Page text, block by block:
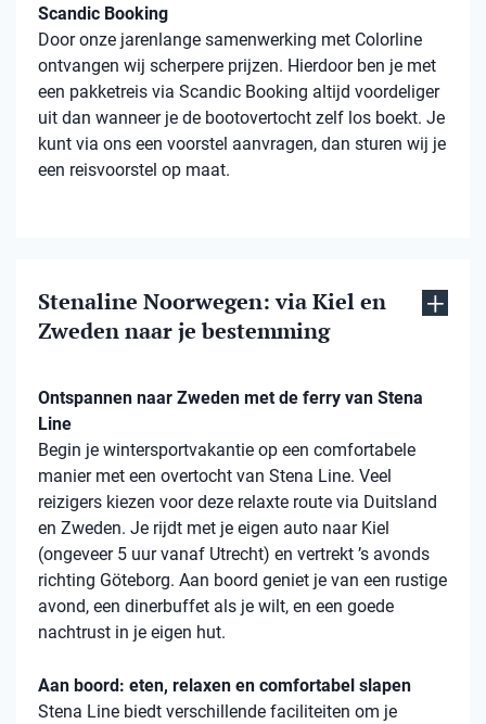
Scandic Booking
Door onze jarenlange samenwerking met Colorline
ontvangen wij scherpere prijzen. Hierdoor ben je met
een pakketreis via Scandic Booking altijd voordeliger
uit dan wanneer je de bootovertocht zelf los boekt. Je
kunt via ons een voorstel aanvragen, dan sturen wij je
een reisvoorstel op maat.
Stenaline Noorwegen: via Kiel en
Zweden naar je bestemming
Ontspannen naar Zweden met de ferry van Stena
Line
Begin je wintersportvakantie op een comfortabele
manier met een overtocht van Stena Line. Veel
reizigers kiezen voor deze relaxte route via Duitsland
en Zweden. Je rijdt met je eigen auto naar Kiel
(ongeveer 5 uur vanaf Utrecht) en vertrekt ’s avonds
richting Göteborg. Aan boord geniet je van een rustige
avond, een dinerbuffet als je wilt, en een goede
nachtrust in je eigen hut.
Aan boord: eten, relaxen en comfortabel slapen
Stena Line biedt verschillende faciliteiten om je